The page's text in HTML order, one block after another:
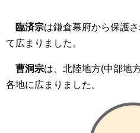
臨済宗は鎌倉幕府から保護
て広まりました。
曹洞宗は、北陸地方(中部地
各地に広まりました。